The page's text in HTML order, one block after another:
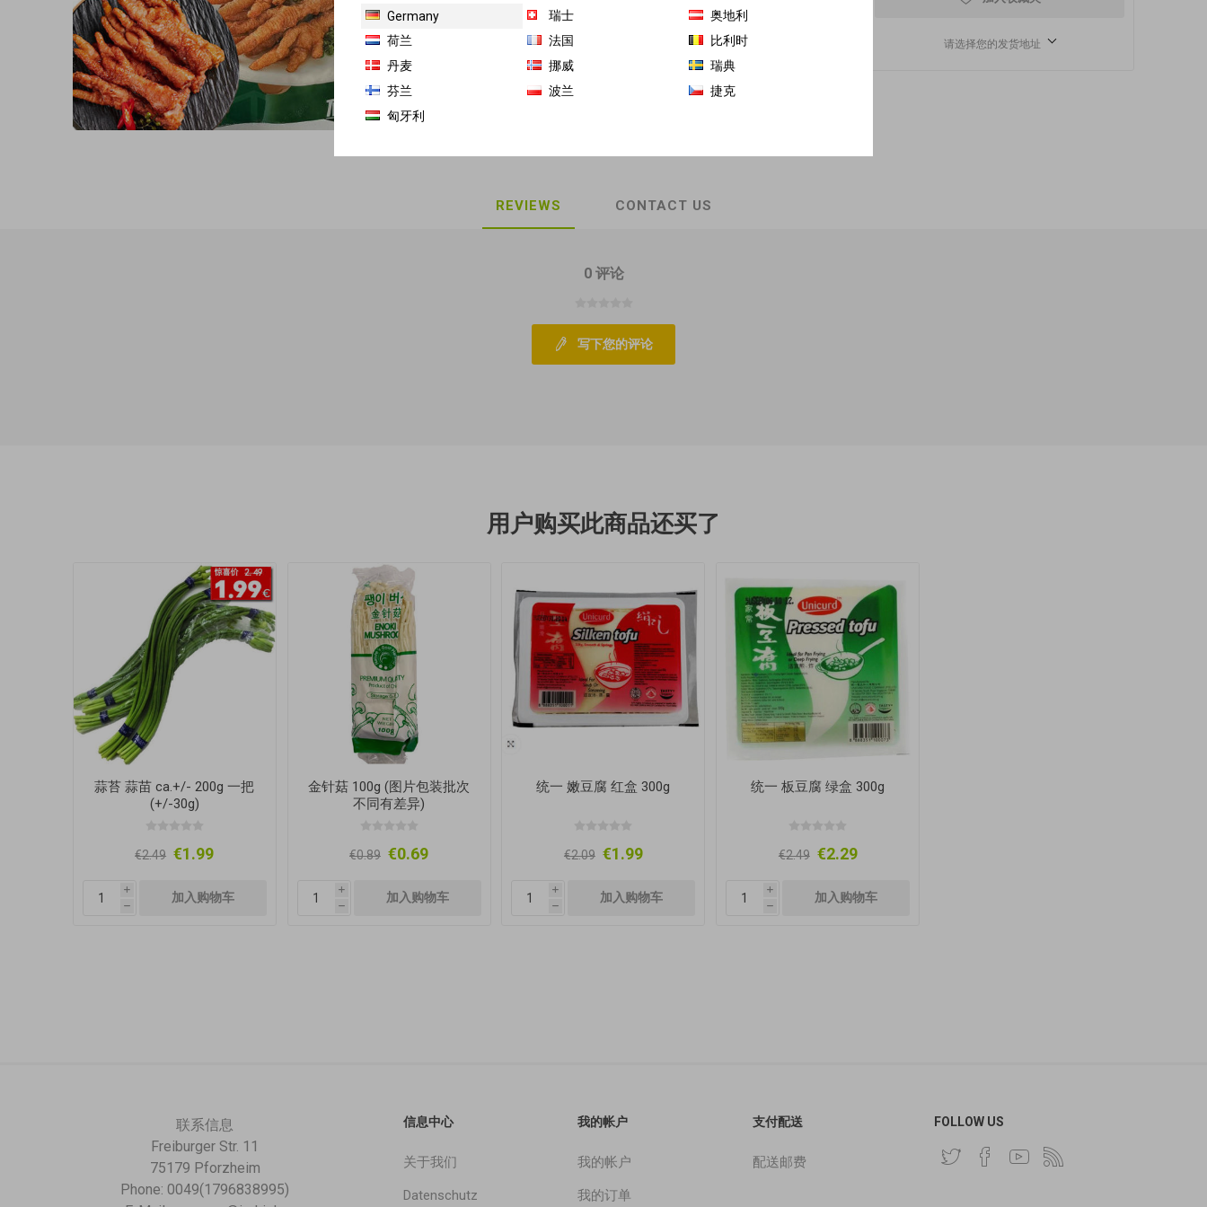
MHD 最近赏味期
商品库存单位（SKU）: BD-BD-11387
Share:
请选择您的发货地址
REVIEWS CONTACT US
0 评论
写下您的评论
用户购买此商品还买了
蒜苔 蒜苗 ca.+/- 200g 一把
(+/-30g)
€2.49 €1.99
i
h
金针菇 100g (图片包装批次
不同有差异)
€0.89 €0.69
i
h
统一 嫩豆腐 红盒 300g
€2.09 €1.99
i
h
统一 板豆腐 绿盒 300g
€2.49 €2.29
i
h
联系信息
Freiburger Str. 11
75179 Pforzheim
Phone: 0049(1796838995)
信息中心
关于我们
Datenschutz
我的帐户
我的帐户
我的订单
支付配送
配送邮费
FOLLOW US
Germany 瑞士
奥地利
荷兰
法国
比利时
丹麦
挪威
瑞典
芬兰
波兰
捷克
匈牙利